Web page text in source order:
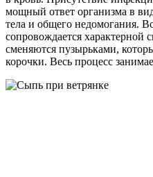
мощный ответ организма в
тела и общего недомогания.
сопровождается характерной
сменяются пузырьками,
корочки. Весь процесс